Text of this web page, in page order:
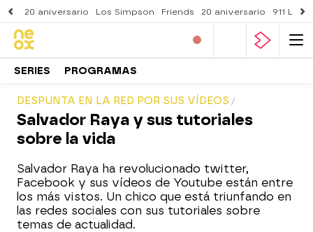
20 aniversario Los Simpson Friends 20 aniversario 911
SERIES PROGRAMAS
DESPUNTA EN LA RED POR SUS VÍDEOS
Salvador Raya y sus tutoriales
sobre la vida
Salvador Raya ha revolucionado twitter,
Facebook y sus vídeos de Youtube están entre
los más vistos. Un chico que está triunfando en
las redes sociales con sus tutoriales sobre
temas de actualidad.